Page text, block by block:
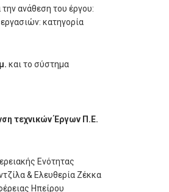
ανάθεση του έργου:
κατηγορία
και το σύστημα
τεχνικών Έργων Π.Ε.
Ενότητας
& Ελευθερία Ζέκκα
Ηπείρου